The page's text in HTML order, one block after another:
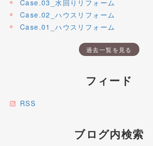
Case.03_水回りリフォーム
Case.02_ハウスリフォーム
Case.01_ハウスリフォーム
過去一覧を見る
フィード
RSS
ブログ内検索